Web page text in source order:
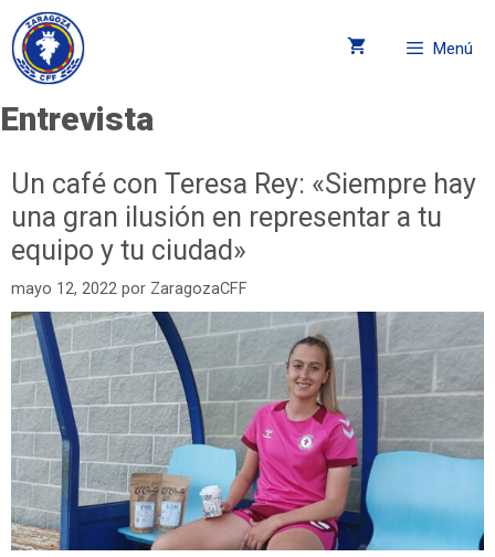
Menú
Entrevista
Un café con Teresa Rey: «Siempre hay
una gran ilusión en representar a tu
equipo y tu ciudad»
mayo 12, 2022 por ZaragozaCFF